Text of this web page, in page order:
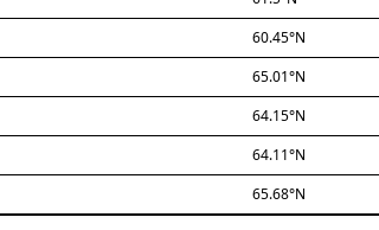
60.45°N
65.01°N
64.15°N
64.11°N
65.68°N